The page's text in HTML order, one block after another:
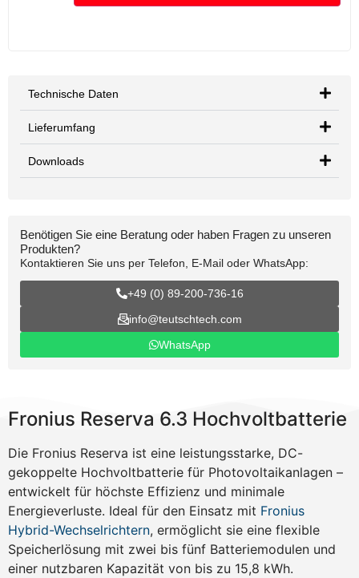
Technische Daten
Lieferumfang
Downloads
Benötigen Sie eine Beratung oder haben Fragen zu unseren
Produkten?
Kontaktieren Sie uns per Telefon, E-Mail oder WhatsApp:
+49 (0) 89-200-736-16
info@teutschtech.com
WhatsApp
Fronius Reserva 6.3 Hochvoltbatterie
Die Fronius Reserva ist eine leistungsstarke, DC-
gekoppelte Hochvoltbatterie für Photovoltaikanlagen –
entwickelt für höchste Effizienz und minimale
Energieverluste. Ideal für den Einsatz mit Fronius
Hybrid-Wechselrichtern, ermöglicht sie eine flexible
Speicherlösung mit zwei bis fünf Batteriemodulen und
einer nutzbaren Kapazität von bis zu 15,8 kWh.